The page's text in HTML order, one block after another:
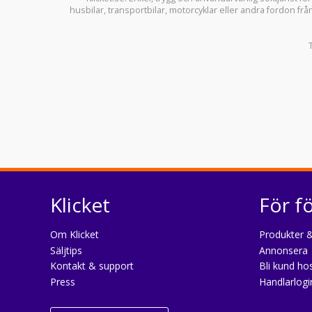
husbilar,transportbilar, motorcyklar eller andra fordon
Klicket
Om Klicket
Säljtips
Kontakt & support
Press
För
Produkter
Annonsera
Bli kund